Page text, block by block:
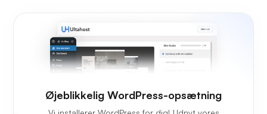
Øjeblikkelig WordPress-opsætning